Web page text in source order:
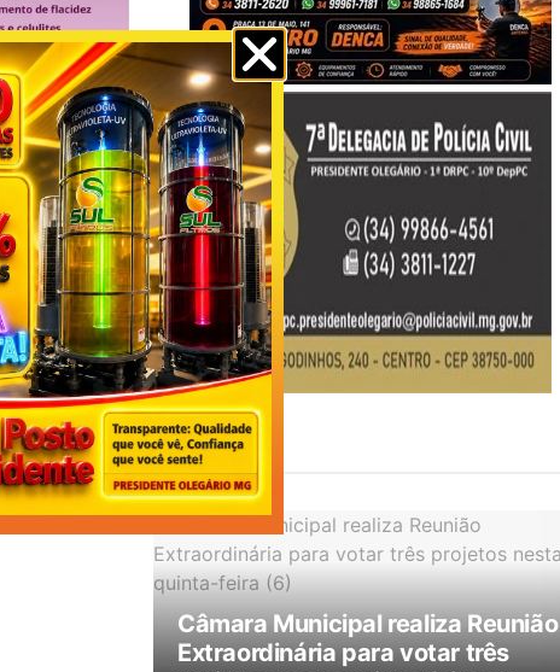
e aguardam
LeiaTambém
Câmara Municipal realiza Reunião
Extraordinária para votar três